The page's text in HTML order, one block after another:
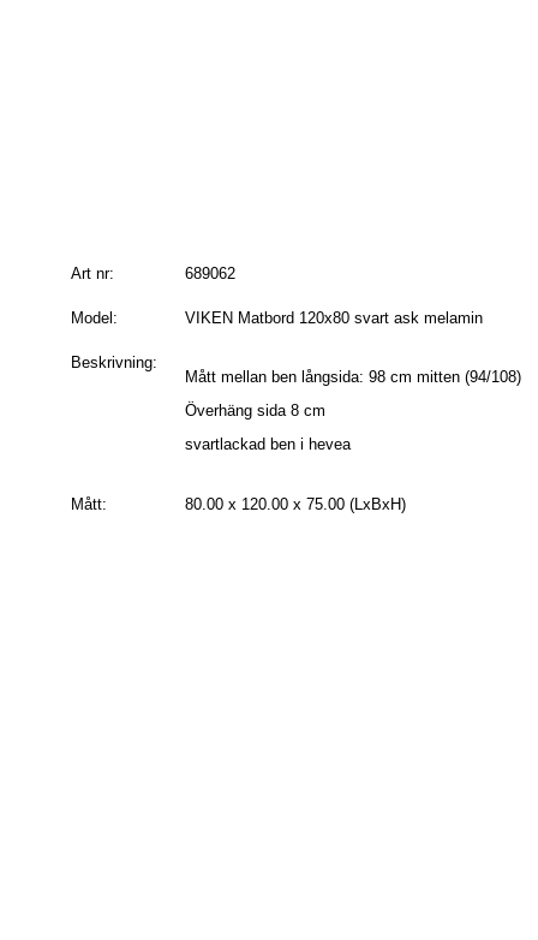
Art nr: 689062
Model: VIKEN Matbord 120x80 svart ask melamin
Beskrivning:
Mått mellan ben långsida: 98 cm mitten (94/108)
Överhäng sida 8 cm
svartlackad ben i hevea
Mått: 80.00 x 120.00 x 75.00 (LxBxH)